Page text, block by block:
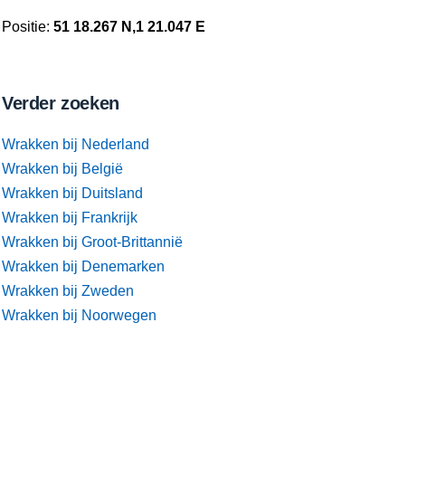
Positie: 51 18.267 N,1 21.047 E
Verder zoeken
Wrakken bij Nederland
Wrakken bij België
Wrakken bij Duitsland
Wrakken bij Frankrijk
Wrakken bij Groot-Brittannië
Wrakken bij Denemarken
Wrakken bij Zweden
Wrakken bij Noorwegen